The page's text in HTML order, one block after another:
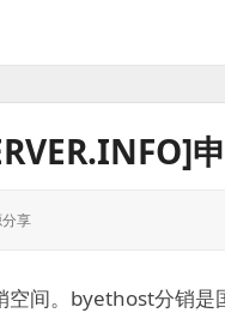
享
空间。byethost分销